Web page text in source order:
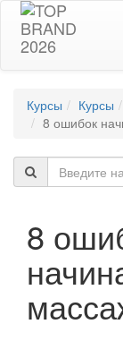
Курсы Курсы
8 ошибок
8